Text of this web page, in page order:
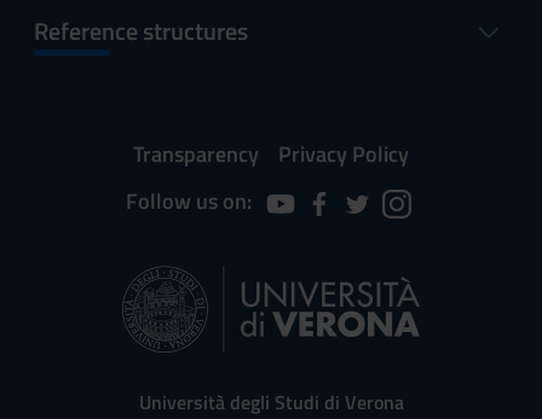
Reference structures
Transparency
Privacy Policy
Follow us on:
Università degli Studi di Verona